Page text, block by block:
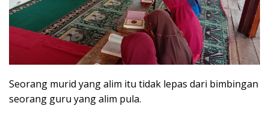
Seorang murid yang alim itu tidak lepas dari bimbingan
seorang guru yang alim pula.